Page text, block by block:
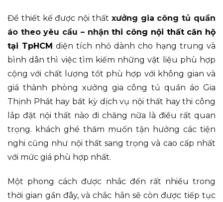
Để thiết kế được nội thất xưởng gia công tủ quần
áo theo yêu cầu – nhậnthi công nội thất căn hộ
tại TpHCM diện tích nhỏ dành cho hạng trung và
bình dân thì việc tìm kiếm những vật liệu phù hợp
cộng với chất lượng tốt phù hợp với không gian và
giá thành phòng xưởng gia công tủ quần áo Gia
Thịnh Phát hay bất kỳ dịch vụ nội thất hay thi công
lắp đặt nội thất nào đi chăng nữa là điều rất quan
trọng. khách ghé thăm muốn tận hưởng các tiện
nghi cũng như nội thất sang trọng và cao cấp nhất
với mức giá phù hợp nhất.
Một phong cách được nhắc đến rất nhiều trong
thời gian gần đây, và chắc hẳn sẽ còn được tiếp tục